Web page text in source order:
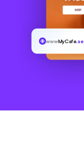
wwwMyCafe.ae